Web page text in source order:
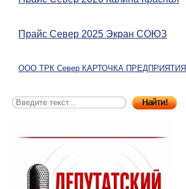
Прайс Север 2025 Экран СОЮЗ
ООО ТРК Север КАРТОЧКА ПРЕДПРИЯТИЯ